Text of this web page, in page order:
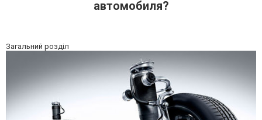
автомобиля?
Загальний розділ